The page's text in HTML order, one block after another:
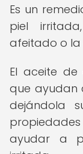
Es un
piel
afeitado o la
El aceite
que ayudan
dejándola
ayudar a